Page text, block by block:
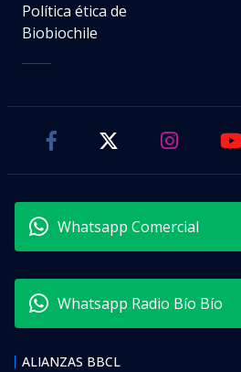
Política ética de
Biobiochile
Whatsapp Comercial
Whatsapp Radio Bío Bío
ALIANZAS BBCL